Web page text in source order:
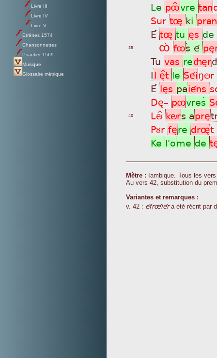
Livre III
Livre IV
Livre V
Etrénes 1574
Chansonnettes
Psautier 1569
Musique
Glossaire métrique
Le pôÎvre tan
Sur tø ki
É tø tu ès de
35 Ôá fôsá é
Tu vas reçèr
Il è^t le Séiñör
É lès paiéns
Dè_ pôvresÄ
40 Lö^ körs aprè
Pùr fère drø
Ke l'ome de
Mètre : Iambique. Tous les
Au vers 42, substitution du
Variantes et remarques :
v. 42 : éfrûiéra été récrit par